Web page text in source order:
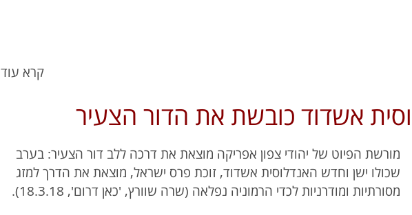
קרא עוד
אשדוד כובשת את הדור הצעיר
מורשת הפיוט של יהודי צפון אפריקה מוצאת את דרכה ללב דור הצעיר: בערב
שכולו ישן וחדש האנדלוסית אשדוד, זוכת פרס ישראל, מוצאת את הדרך למזג
מסורתיות ומודרניות לכדי הרמוניה נפלאה (שרה שוורץ, 'כאן דרום', 18.3.18).